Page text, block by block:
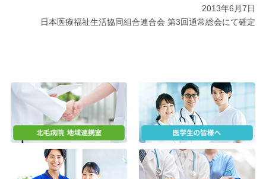
2013年6月7日
日本医療福祉生活協同組合連合会 第3回通常総会にて確定